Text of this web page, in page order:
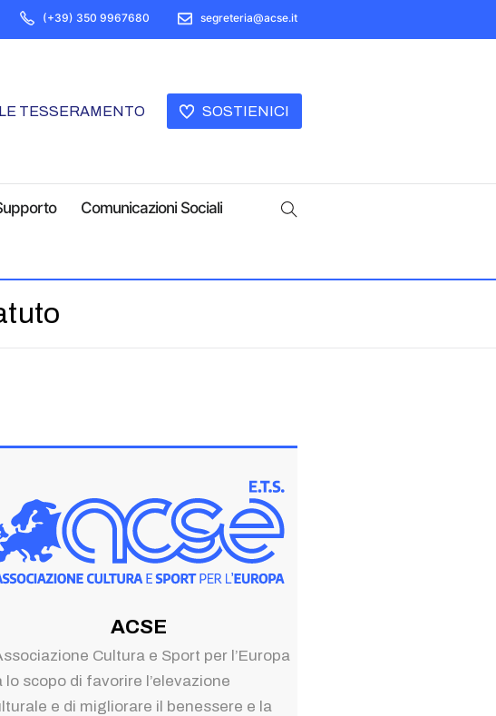
(+39) 350 9967680 segreteria@acse.it
TESSERAMENTO SOSTIENICI
Comunicazioni Sociali
ACSE
Cultura e Sport per l’Europa
lo scopo di favorire l’elevazione
e di migliorare il benessere e la